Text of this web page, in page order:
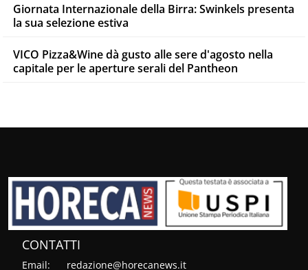
Giornata Internazionale della Birra: Swinkels presenta
la sua selezione estiva
VICO Pizza&Wine dà gusto alle sere d'agosto nella
capitale per le aperture serali del Pantheon
CONTATTI
Email: redazione@horecanews.it